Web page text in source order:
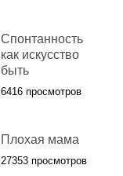
Спонтанность
как искусство
быть
6416 просмотров
Плохая мама
27353 просмотров